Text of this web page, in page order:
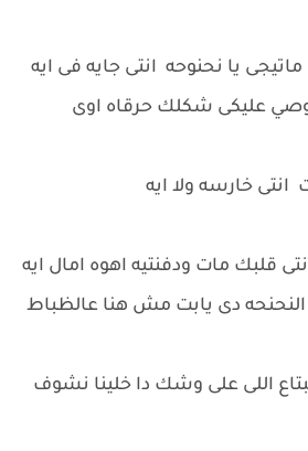
يا نحنوحه انتى جايه فى ايه
عليكى شكلك حرقاه اوى
انتى خارسه ولا ايه
قلبك مات ودفنتيه اهوه امال ايه
النحنحه دى يابت مش هنا عالظباط
اللى على وشك دا خلينا نشوف